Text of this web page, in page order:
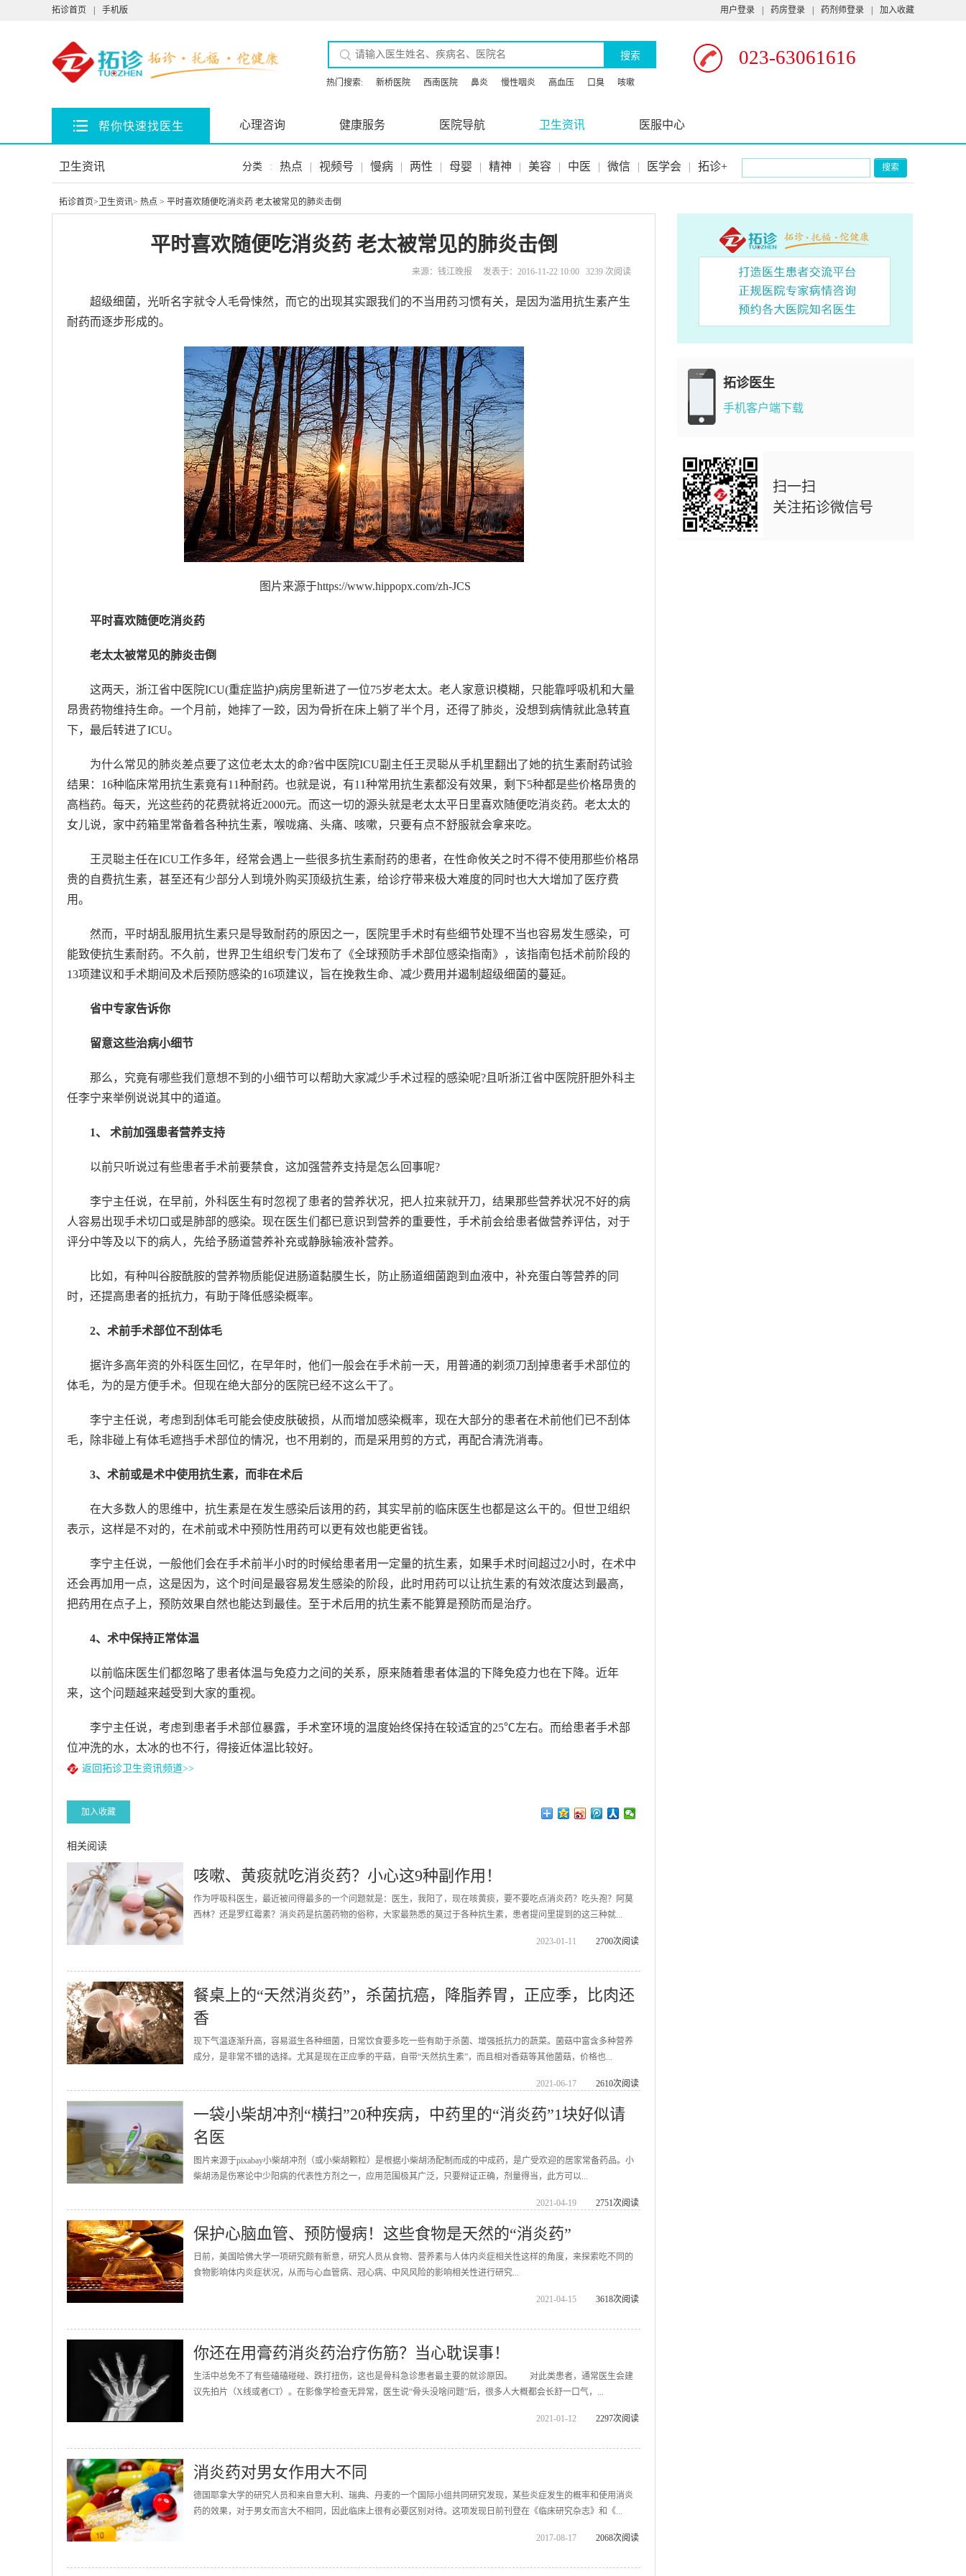
拓诊首页 手机版 用户登录 药房登录 药剂师登录 加入收藏
搜索 023-63061616
热门搜索: 新桥医院 西南医院 鼻炎 慢性咽炎 高血压 口臭 咳嗽
帮你快速找医生 心理咨询 健康服务 医院导航 卫生资讯 医服中心
卫生资讯 分类 : 热点 | 视频号 | 慢病 | 两性 | 母婴 | 精神 | 美容 | 中医 | 微信 | 医学会 | 拓诊+ 搜索
拓诊首页> 卫生资讯> 热点 > 平时喜欢随便吃消炎药 老太被常见的肺炎击倒
平时喜欢随便吃消炎药 老太被常见的肺炎击倒
来源：钱江晚报 发表于：2016-11-22 10:00 3239 次阅读
超级细菌，光听名字就令人毛骨悚然，而它的出现其实跟我们的不当用药习惯有关，是因为滥用抗生素产生
耐药而逐步形成的。
图片来源于https://www.hippopx.com/zh-JCS
平时喜欢随便吃消炎药
老太太被常见的肺炎击倒
这两天，浙江省中医院ICU(重症监护)病房里新进了一位75岁老太太。老人家意识模糊，只能靠呼吸机和大量
昂贵药物维持生命。一个月前，她摔了一跤，因为骨折在床上躺了半个月，还得了肺炎，没想到病情就此急转直
下，最后转进了ICU。
为什么常见的肺炎差点要了这位老太太的命?省中医院ICU副主任王灵聪从手机里翻出了她的抗生素耐药试验
结果：16种临床常用抗生素竟有11种耐药。也就是说，有11种常用抗生素都没有效果，剩下5种都是些价格昂贵的
高档药。每天，光这些药的花费就将近2000元。而这一切的源头就是老太太平日里喜欢随便吃消炎药。老太太的
女儿说，家中药箱里常备着各种抗生素，喉咙痛、头痛、咳嗽，只要有点不舒服就会拿来吃。
王灵聪主任在ICU工作多年，经常会遇上一些很多抗生素耐药的患者，在性命攸关之时不得不使用那些价格昂
贵的自费抗生素，甚至还有少部分人到境外购买顶级抗生素，给诊疗带来极大难度的同时也大大增加了医疗费
用。
然而，平时胡乱服用抗生素只是导致耐药的原因之一，医院里手术时有些细节处理不当也容易发生感染，可
能致使抗生素耐药。不久前，世界卫生组织专门发布了《全球预防手术部位感染指南》，该指南包括术前阶段的
13项建议和手术期间及术后预防感染的16项建议，旨在挽救生命、减少费用并遏制超级细菌的蔓延。
省中专家告诉你
留意这些治病小细节
那么，究竟有哪些我们意想不到的小细节可以帮助大家减少手术过程的感染呢?且听浙江省中医院肝胆外科主
任李宁来举例说说其中的道道。
1、 术前加强患者营养支持
以前只听说过有些患者手术前要禁食，这加强营养支持是怎么回事呢?
李宁主任说，在早前，外科医生有时忽视了患者的营养状况，把人拉来就开刀，结果那些营养状况不好的病
人容易出现手术切口或是肺部的感染。现在医生们都已意识到营养的重要性，手术前会给患者做营养评估，对于
评分中等及以下的病人，先给予肠道营养补充或静脉输液补营养。
比如，有种叫谷胺酰胺的营养物质能促进肠道黏膜生长，防止肠道细菌跑到血液中，补充蛋白等营养的同
时，还提高患者的抵抗力，有助于降低感染概率。
2、术前手术部位不刮体毛
据许多高年资的外科医生回忆，在早年时，他们一般会在手术前一天，用普通的剃须刀刮掉患者手术部位的
体毛，为的是方便手术。但现在绝大部分的医院已经不这么干了。
李宁主任说，考虑到刮体毛可能会使皮肤破损，从而增加感染概率，现在大部分的患者在术前他们已不刮体
毛，除非碰上有体毛遮挡手术部位的情况，也不用剃的，而是采用剪的方式，再配合清洗消毒。
3、术前或是术中使用抗生素，而非在术后
在大多数人的思维中，抗生素是在发生感染后该用的药，其实早前的临床医生也都是这么干的。但世卫组织
表示，这样是不对的，在术前或术中预防性用药可以更有效也能更省钱。
李宁主任说，一般他们会在手术前半小时的时候给患者用一定量的抗生素，如果手术时间超过2小时，在术中
还会再加用一点，这是因为，这个时间是最容易发生感染的阶段，此时用药可以让抗生素的有效浓度达到最高，
把药用在点子上，预防效果自然也能达到最佳。至于术后用的抗生素不能算是预防而是治疗。
4、术中保持正常体温
以前临床医生们都忽略了患者体温与免疫力之间的关系，原来随着患者体温的下降免疫力也在下降。近年
来，这个问题越来越受到大家的重视。
李宁主任说，考虑到患者手术部位暴露，手术室环境的温度始终保持在较适宜的25℃左右。而给患者手术部
位冲洗的水，太冰的也不行，得接近体温比较好。
返回拓诊卫生资讯频道>>
加入收藏
相关阅读
咳嗽、黄痰就吃消炎药？小心这9种副作用！
作为呼吸科医生，最近被问得最多的一个问题就是：医生，我阳了，现在咳黄痰，要不要吃点消炎药？吃头孢？阿莫
西林？还是罗红霉素？消炎药是抗菌药物的俗称，大家最熟悉的莫过于各种抗生素，患者提问里提到的这三种就...
2023-01-11 2700次阅读
餐桌上的“天然消炎药”，杀菌抗癌，降脂养胃，正应季，比肉还
香
现下气温逐渐升高，容易滋生各种细菌，日常饮食要多吃一些有助于杀菌、增强抵抗力的蔬菜。菌菇中富含多种营养
成分，是非常不错的选择。尤其是现在正应季的平菇，自带“天然抗生素”，而且相对香菇等其他菌菇，价格也...
2021-06-17 2610次阅读
一袋小柴胡冲剂“横扫”20种疾病，中药里的“消炎药”1块好似请
名医
图片来源于pixabay小柴胡冲剂（或小柴胡颗粒）是根据小柴胡汤配制而成的中成药，是广受欢迎的居家常备药品。小
柴胡汤是伤寒论中少阳病的代表性方剂之一，应用范围极其广泛，只要辩证正确，剂量得当，此方可以...
2021-04-19 2751次阅读
保护心脑血管、预防慢病！这些食物是天然的“消炎药”
日前，美国哈佛大学一项研究颇有新意，研究人员从食物、营养素与人体内炎症相关性这样的角度，来探索吃不同的
食物影响体内炎症状况，从而与心血管病、冠心病、中风风险的影响相关性进行研究...
2021-04-15 3618次阅读
你还在用膏药消炎药治疗伤筋？当心耽误事！
生活中总免不了有些磕磕碰碰、跌打扭伤，这也是骨科急诊患者最主要的就诊原因。 对此类患者，通常医生会建
议先拍片（X线或者CT）。在影像学检查无异常，医生说“骨头没啥问题”后，很多人大概都会长舒一口气，...
2021-01-12 2297次阅读
消炎药对男女作用大不同
德国耶拿大学的研究人员和来自意大利、瑞典、丹麦的一个国际小组共同研究发现，某些炎症发生的概率和使用消炎
药的效果，对于男女而言大不相同，因此临床上很有必要区别对待。这项发现日前刊登在《临床研究杂志》和《...
2017-08-17 2068次阅读
拓诊医生
手机客户端下载
扫一扫
关注拓诊微信号